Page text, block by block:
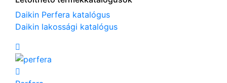
Daikin Perfera katalógus
Daikin lakossági katalógus